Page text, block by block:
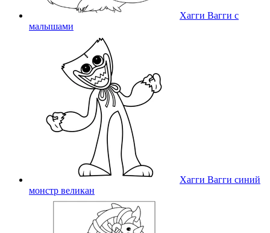
Хагги Вагги с
малышами
Хагги Вагги синий
монстр великан